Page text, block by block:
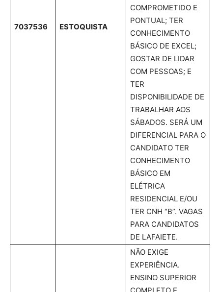
7037536 ESTOQUISTA
COMPROMETIDO E
PONTUAL; TER
CONHECIMENTO
BÁSICO DE EXCEL;
GOSTAR DE LIDAR
COM PESSOAS; E
TER
DISPONIBILIDADE DE
TRABALHAR AOS
SÁBADOS. SERÁ UM
DIFERENCIAL PARA O
CANDIDATO TER
CONHECIMENTO
BÁSICO EM
ELÉTRICA
RESIDENCIAL E/OU
TER CNH “B”. VAGAS
PARA CANDIDATOS
DE LAFAIETE.
NÃO EXIGE
EXPERIÊNCIA.
ENSINO SUPERIOR